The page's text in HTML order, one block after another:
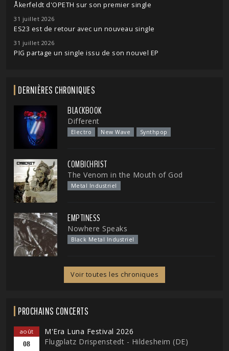
Åkerfeldt d'OPETH sur son premier single
31 juillet 2026
ES23 est de retour avec un nouveau single
31 juillet 2026
PIG partage un single issu de son nouvel EP
DERNIÈRES CHRONIQUES
BLACKBOOK
Different
Electro New Wave Synthpop
COMBICHRIST
The Venom in the Mouth of God
Metal Industriel
EMPTINESS
Nowhere Speaks
Black Metal Industriel
Voir toutes les chroniques
PROCHAINS CONCERTS
août
08
M'Era Luna Festival 2026
Flugplatz Drispenstedt - Hildesheim (DE)